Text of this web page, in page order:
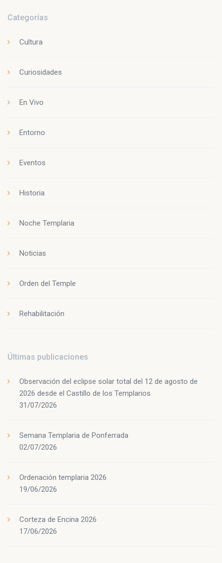
Categorías
Cultura
Curiosidades
En Vivo
Entorno
Eventos
Historia
Noche Templaria
Noticias
Orden del Temple
Rehabilitación
Últimas publicaciones
Observación del eclipse solar total del 12 de agosto de
2026 desde el Castillo de los Templarios
31/07/2026
Semana Templaria de Ponferrada
02/07/2026
Ordenación templaria 2026
19/06/2026
Corteza de Encina 2026
17/06/2026